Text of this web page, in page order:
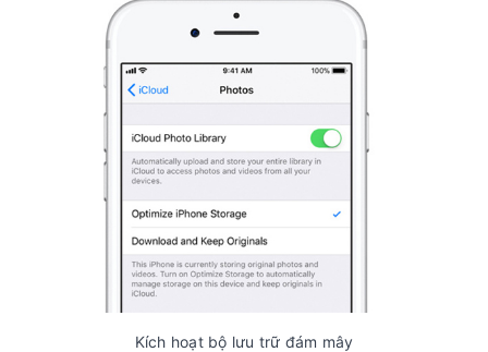
Kích hoạt bộ lưu trữ đám mây